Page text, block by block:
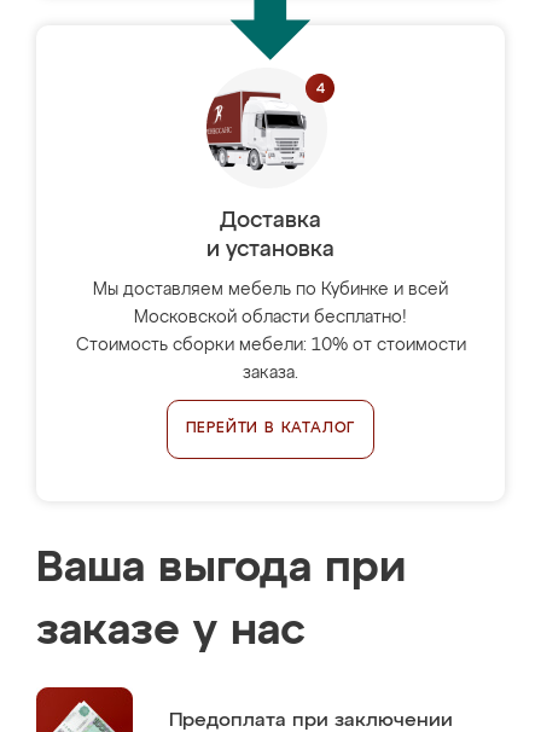
Доставка
и установка
Мы доставляем мебель по Кубинке и всей
Московской области бесплатно!
Стоимость сборки мебели: 10% от стоимости
заказа.
ПЕРЕЙТИ В КАТАЛОГ
Ваша выгода при
заказе у нас
Предоплата при заключении